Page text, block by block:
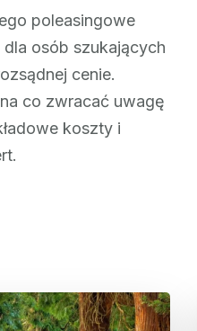
poleasingowe
osób szukających
cenie.
co zwracać uwagę
koszty i